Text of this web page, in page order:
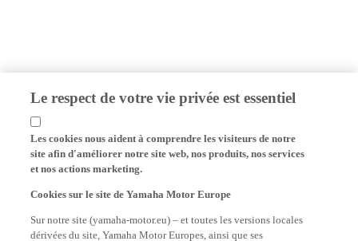
Le respect de votre vie privée est essentiel
Les cookies nous aident à comprendre les visiteurs de notre
site afin d'améliorer notre site web, nos produits, nos services
et nos actions marketing.
Cookies sur le site de Yamaha Motor Europe
Sur notre site (yamaha-motor.eu) – et toutes les versions locales
dérivées du site, Yamaha Motor Europes, ainsi que ses